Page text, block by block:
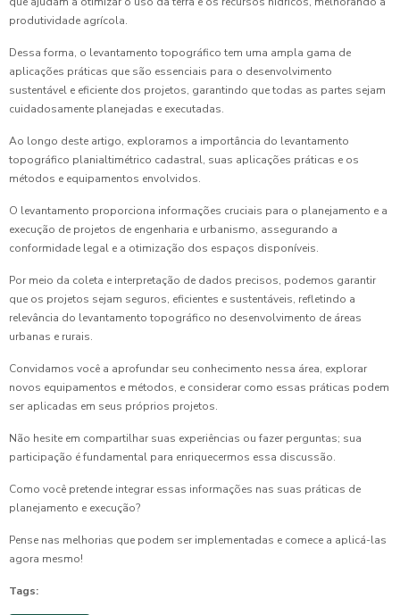
produtividade agrícola.
Dessa forma, o levantamento topográfico tem uma ampla gama de
aplicações práticas que são essenciais para o desenvolvimento
sustentável e eficiente dos projetos, garantindo que todas as partes sejam
cuidadosamente planejadas e executadas.
Ao longo deste artigo, exploramos a importância do levantamento
topográfico planialtimétrico cadastral, suas aplicações práticas e os
métodos e equipamentos envolvidos.
O levantamento proporciona informações cruciais para o planejamento e a
execução de projetos de engenharia e urbanismo, assegurando a
conformidade legal e a otimização dos espaços disponíveis.
Por meio da coleta e interpretação de dados precisos, podemos garantir
que os projetos sejam seguros, eficientes e sustentáveis, refletindo a
relevância do levantamento topográfico no desenvolvimento de áreas
urbanas e rurais.
Convidamos você a aprofundar seu conhecimento nessa área, explorar
novos equipamentos e métodos, e considerar como essas práticas podem
ser aplicadas em seus próprios projetos.
Não hesite em compartilhar suas experiências ou fazer perguntas; sua
participação é fundamental para enriquecermos essa discussão.
Como você pretende integrar essas informações nas suas práticas de
planejamento e execução?
Pense nas melhorias que podem ser implementadas e comece a aplicá-las
agora mesmo!
Tags: